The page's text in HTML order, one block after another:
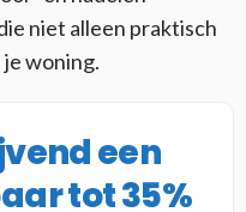
niet alleen praktisch
woning.
een
tot 35%